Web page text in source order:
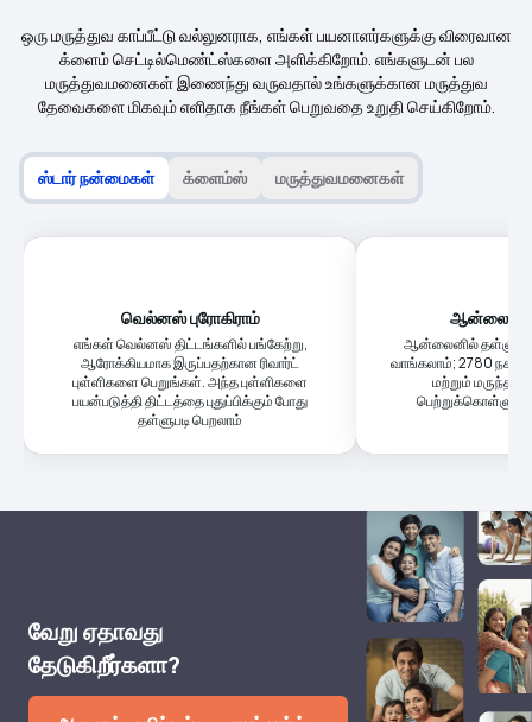
ஒரு மருத்துவ காப்பீட்டு வல்லுனராக, எங்கள் பயனாளர்களுக்கு விரைவான
க்ளைம் செட்டில்மெண்ட்ஸ்களை அளிக்கிறோம். எங்களுடன் பல
மருத்துவமனைகள் இணைந்து வருவதால் உங்களுக்கான மருத்துவ
தேவைகளை மிகவும் எளிதாக நீங்கள் பெறுவதை உறுதி செய்கிறோம்.
ஸ்டார் நன்மைகள் க்ளைம்ஸ் மருத்துவமனைகள்
வெல்னஸ் புரோகிராம்
எங்கள் வெல்னஸ் திட்டங்களில் பங்கேற்று,
ஆரோக்கியமாக இருப்பதற்கான ரிவார்ட்
புள்ளிகளை பெறுங்கள். அந்த புள்ளிகளை
பயன்படுத்தி திட்டத்தை புதுப்பிக்கும் போது
தள்ளுபடி பெறலாம்
ஆன்லைன்
ஆன்லைனில்
வாங்கலாம்; 2780
மற்றும்
பெற்றுக்கொள்ளும்
வேறு ஏதாவது
தேடுகிறீர்களா?